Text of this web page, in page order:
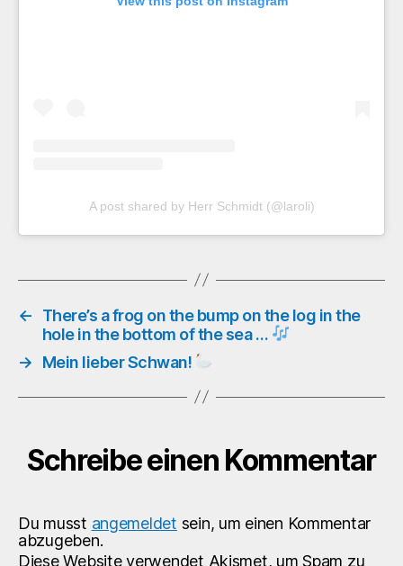
A post shared by Herr Schmidt (@laroli)
←
There’s a frog on the bump on the log in the
hole in the bottom of the sea …
→
Mein lieber Schwan!
Schreibe einen Kommentar
Du musst angemeldet sein, um einen Kommentar
abzugeben.
Diese Website verwendet Akismet, um Spam zu